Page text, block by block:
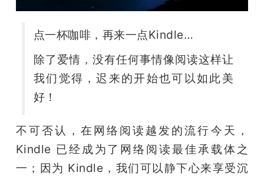
课
动
点一杯咖啡，再来一点Kindle…
除了爱情，没有任何事情像阅读这样让
我们觉得，迟来的开始也可以如此美
好！
不可否认，在网络阅读越发的流行今天，
Kindle 已经成为了网络阅读最佳承载体之
一；因为 Kindle，我们可以静下心来享受沉